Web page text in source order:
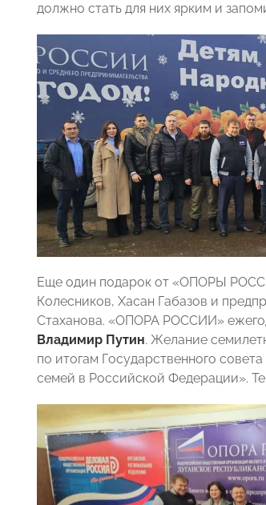
должно стать для них ярким и
Еще один подарок от «ОПОРЫ
Колесников, Хасан Габазов и
Стаханова. «ОПОРА РОССИИ»
Владимир Путин. Желание
по итогам Государственного
семей в Российской Федерации».